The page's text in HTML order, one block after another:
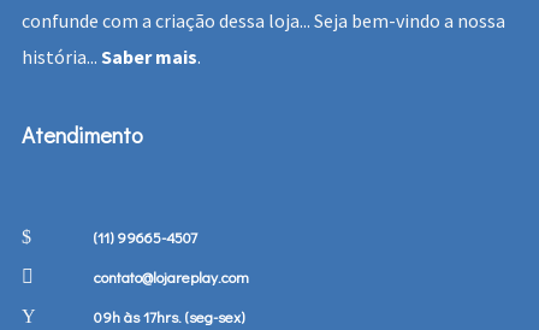
confunde com a criação dessa loja... Seja bem-vindo a nossa
história... Saber mais.
Atendimento
(11) 99665-4507
contato@lojareplay.com
09h às 17hrs. (seg-sex)